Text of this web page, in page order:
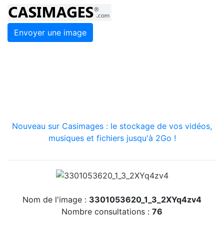
Envoyer une image
Nouveau sur Casimages : le stockage de vos vidéos,
musiques et fichiers jusqu'à 2Go !
Nom de l'image : 3301053620_1_3_2XYq4zv4
Nombre consultations : 76